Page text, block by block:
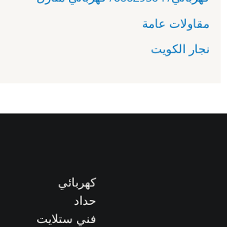
مقاولات عامة
نجار الكويت
كهربائي
حداد
فني ستلايت